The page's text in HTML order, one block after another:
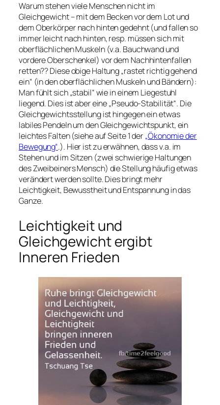
Warum stehen viele Menschen nicht im
Gleichgewicht – mit dem Becken vor dem Lot und
dem Oberkörper nach hinten gedehnt (und fallen so
immer leicht nach hinten, resp. müssen sich mit
oberflächlichen Muskeln (v.a. Bauchwand und
vordere Oberschenkel) vor dem Nachhintenfallen
retten?? Diese obige Haltung „rastet richtig gehend
ein“ (in den oberflächlichen Muskeln und Bändern):
Man fühlt sich „stabil“ wie in einem Liegestuhl
liegend. Dies ist aber eine „Pseudo-Stabilität“. Die
Gleichgewichtsstellung ist hingegen ein etwas
labiles Pendeln um den Gleichgewichtspunkt, ein
leichtes Falten (siehe auf Seite 1 der„Ökonomie der
Bewegung“.). Hier ist zu erwähnen, dass v.a. im
Stehen und im Sitzen (zwei schwierige Haltungen
des Zweibeiners Mensch) die Stellung häufig etwas
verändert werden sollte. Dies bringt mehr
Leichtigkeit, Bewusstheit und Entspannung in das
Ganze.
Leichtigkeit und
Gleichgewicht ergibt
Inneren Frieden